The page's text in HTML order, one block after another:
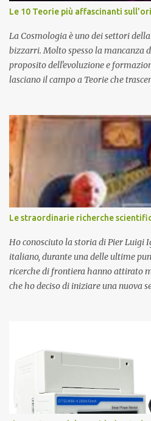
Le 10 Teorie più affascinanti
La Cosmologia è uno dei settori
bizzarri. Molto spesso la mancanza
proposito dell'evoluzione e
lasciano il campo a Teorie che
più accreditata, il Big-Bang e
paradossi e delle lacune
far pensare che con il miglioramento
sperimentali si possa un giorno
evoluzione. Una volta chiarita
formazione dell'Universo
domandarci: perché esiste
domande più affascinanti che ci
apparizioni della Specie Umana
affascinanti teo...
Le straordinarie richerche
Ho conosciuto la storia di Pier Luigi
italiano, durante una delle ultime
ricerche di frontiera hanno attirato
che ho deciso di iniziare una nuova
anni assistente di Guglielmo
sull’elettromagnetismo. Ighina si è
del Monopolo Magnetico che ha
Magnetico . L'Atomo Magnetico Gli